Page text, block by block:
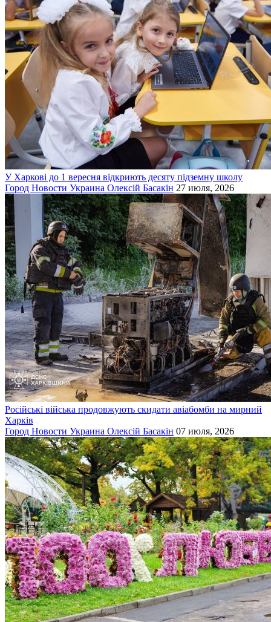
У Харкові до 1 вересня відкриють десяту підземну школу
Город Новости Украина Олексій Басакін 27 июля, 2026
Російські війська продовжують скидати авіабомби на мирний
Харків
Город Новости Украина Олексій Басакін 07 июля, 2026